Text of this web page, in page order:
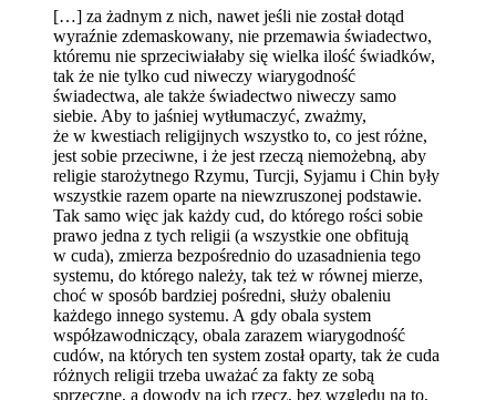
[…] za żadnym z nich, nawet jeśli nie został dotąd
wyraźnie zdemaskowany, nie przemawia świadectwo,
któremu nie sprzeciwiałaby się wielka ilość świadków,
tak że nie tylko cud niweczy wiarygodność
świadectwa, ale także świadectwo niweczy samo
siebie. Aby to jaśniej wytłumaczyć, zważmy,
że w kwestiach religijnych wszystko to, co jest różne,
jest sobie przeciwne, i że jest rzeczą niemożebną, aby
religie starożytnego Rzymu, Turcji, Syjamu i Chin były
wszystkie razem oparte na niewzruszonej podstawie.
Tak samo więc jak każdy cud, do którego rości sobie
prawo jedna z tych religii (a wszystkie one obfitują
w cuda), zmierza bezpośrednio do uzasadnienia tego
systemu, do którego należy, tak też w równej mierze,
choć w sposób bardziej pośredni, służy obaleniu
każdego innego systemu. A gdy obala system
współzawodniczący, obala zarazem wiarygodność
cudów, na których ten system został oparty, tak że cuda
różnych religii trzeba uważać za fakty ze sobą
sprzeczne, a dowody na ich rzecz, bez względu na to,